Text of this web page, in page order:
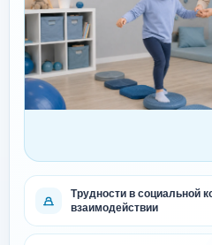
Трудности в социальной
взаимодействии